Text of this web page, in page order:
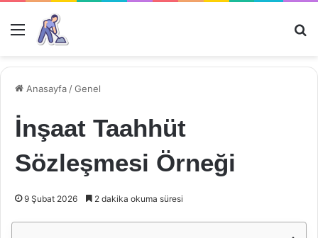
Menü
Anasayfa /Genel
İnşaat Taahhüt
Sözleşmesi Örneği
9 Şubat 2026 2 dakika okuma süresi